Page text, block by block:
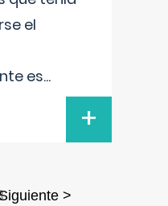
el
es...
+
>